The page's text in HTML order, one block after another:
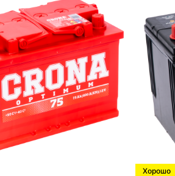
Хорошо